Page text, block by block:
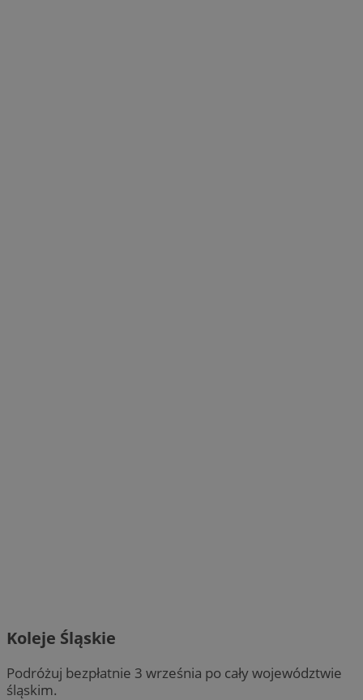
Koleje Śląskie
Podróżuj bezpłatnie 3 września po cały województwie
śląskim.